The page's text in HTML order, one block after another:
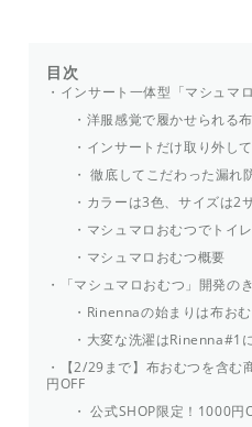
目次
インサート一体型「マシュマ
洋服感覚で履かせられる
インサートだけ取り外し
徹底してこだわった漏れ
カラーは3色、サイズは2
マシュマロおむつでトイ
マシュマロおむつ概要
「マシュマロおむつ」開発の
Rinennaの始まりは布お
大変な洗濯はRinenna#1
【2/29まで】布おむつを含
円OFF
公式SHOP限定！1000円